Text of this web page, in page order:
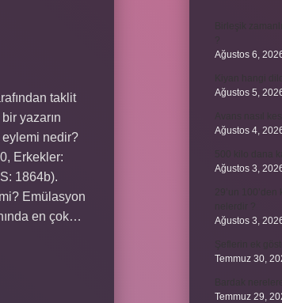
taklit
yazarın
eylemi nedir?
Erkekler:
1864b).
Emülasyon
en çok…
Ağustos 6,
Ağustos 5,
Ağustos 4,
Ağustos 3,
Ağustos 3,
Temmuz 30,
Temmuz 29,